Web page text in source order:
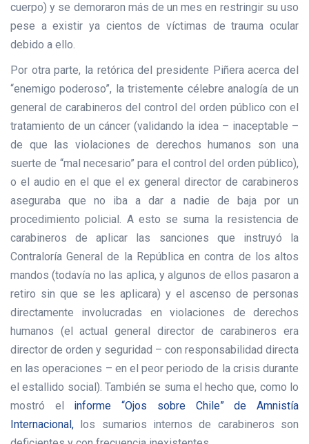
cuerpo) y se demoraron más de un mes en restringir su uso
pese a existir ya cientos de víctimas de trauma ocular
debido a ello.
Por otra parte, la retórica del presidente Piñera acerca del
“enemigo poderoso”, la tristemente célebre analogía de un
general de carabineros del control del orden público con el
tratamiento de un cáncer (validando la idea – inaceptable –
de que las violaciones de derechos humanos son una
suerte de “mal necesario” para el control del orden público),
o el audio en el que el ex general director de carabineros
aseguraba que no iba a dar a nadie de baja por un
procedimiento policial. A esto se suma la resistencia de
carabineros de aplicar las sanciones que instruyó la
Contraloría General de la República en contra de los altos
mandos (todavía no las aplica, y algunos de ellos pasaron a
retiro sin que se les aplicara) y el ascenso de personas
directamente involucradas en violaciones de derechos
humanos (el actual general director de carabineros era
director de orden y seguridad – con responsabilidad directa
en las operaciones – en el peor periodo de la crisis durante
el estallido social). También se suma el hecho que, como lo
mostró el informe “Ojos sobre Chile” de Amnistía
Internacional, los sumarios internos de carabineros son